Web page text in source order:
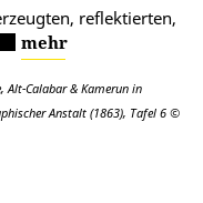
reflektierten,
mehr
Alt-Calabar & Kamerun in
Anstalt (1863), Tafel 6 ©